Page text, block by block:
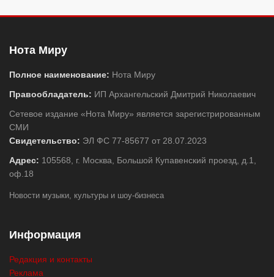
Нота Миру
Полное наименование: Нота Миру
Правообладатель: ИП Архангельский Дмитрий Николаевич
Сетевое издание «Нота Миру» является зарегистрированным
СМИ
Свидетельство: ЭЛ ФС 77-85677 от 28.07.2023
Адрес: 105568, г. Москва, Большой Купавенский проезд, д.1,
оф.18
Новости музыки, культуры и шоу-бизнеса
Информация
Редакция и контакты
Реклама